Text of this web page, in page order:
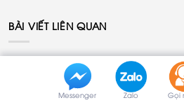
BÀI VIẾT LIÊN QUAN
Camera 360 VinFast VF2
hỗ trợ lái xe an toàn và tiện
Không
Gọi
Zalo
Messenger